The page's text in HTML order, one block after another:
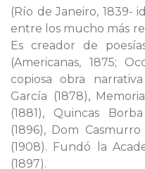
(Río de Janeiro, 1839-
entre los mucho más
Es creador de
(Americanas, 1875;
copiosa obra
García (1878),
(1881), Quincas
(1896), Dom
(1908). Fundó la
(1897).